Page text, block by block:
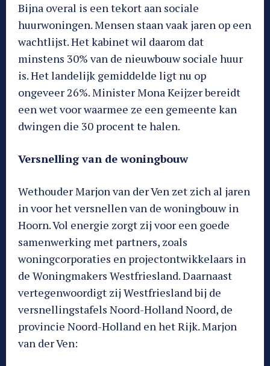
Bijna overal is een tekort aan sociale
huurwoningen. Mensen staan vaak jaren op een
wachtlijst. Het kabinet wil daarom dat
minstens 30% van de nieuwbouw sociale huur
is. Het landelijk gemiddelde ligt nu op
ongeveer 26%. Minister Mona Keijzer bereidt
een wet voor waarmee ze een gemeente kan
dwingen die 30 procent te halen.
Versnelling van de woningbouw
Wethouder Marjon van der Ven zet zich al jaren
in voor het versnellen van de woningbouw in
Hoorn. Vol energie zorgt zij voor een goede
samenwerking met partners, zoals
woningcorporaties en projectontwikkelaars in
de Woningmakers Westfriesland. Daarnaast
vertegenwoordigt zij Westfriesland bij de
versnellingstafels Noord-Holland Noord, de
provincie Noord-Holland en het Rijk. Marjon
van der Ven: